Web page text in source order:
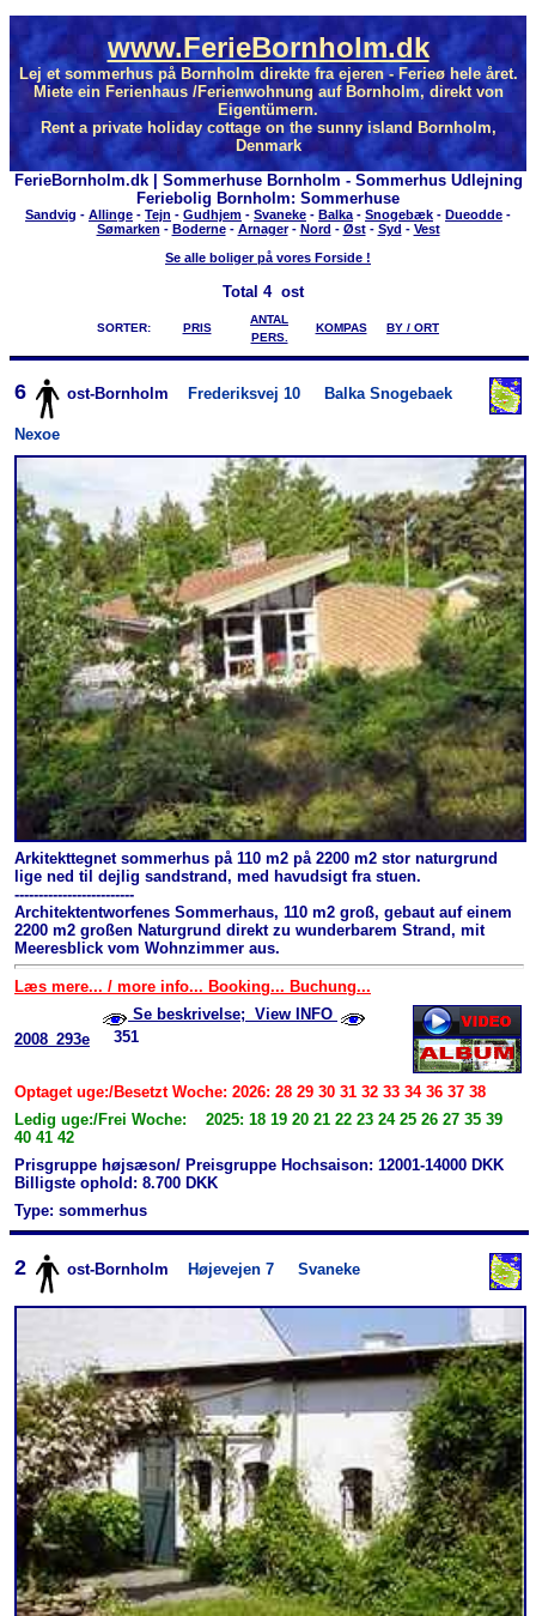
www.FerieBornholm.dk
Lej et sommerhus på Bornholm direkte fra ejeren - Ferieø hele året.
Miete ein Ferienhaus /Ferienwohnung auf Bornholm, direkt von
Eigentümern.
Rent a private holiday cottage on the sunny island Bornholm,
Denmark
FerieBornholm.dk | Sommerhuse Bornholm - Sommerhus Udlejning
Feriebolig Bornholm: Sommerhuse
Sandvig - Allinge - Tejn - Gudhjem - Svaneke - Balka - Snogebæk - Dueodde -
Sømarken - Boderne- Arnager- Nord - Øst- Syd - Vest
Se alle boliger på vores Forside !
Total 4 ost
SORTER: PRIS
ANTAL
PERS.
KOMPAS BY / ORT
6 ost-Bornholm Frederiksvej 10 Balka Snogebaek
Nexoe
Arkitekttegnet sommerhus på 110 m2 på 2200 m2 stor naturgrund
lige ned til dejlig sandstrand, med havudsigt fra stuen.
-------------------------
Architektentworfenes Sommerhaus, 110 m2 groß, gebaut auf einem
2200 m2 großen Naturgrund direkt zu wunderbarem Strand, mit
Meeresblick vom Wohnzimmer aus.
Læs mere... / more info... Booking... Buchung...
2008_293e
Se beskrivelse; View INFO
351
Optaget uge:/Besetzt Woche: 2026: 28 29 30 31 32 33 34 36 37 38
Ledig uge:/Frei Woche: 2025: 18 19 20 21 22 23 24 25 26 27 35 39
40 41 42
Prisgruppe højsæson/ Preisgruppe Hochsaison: 12001-14000 DKK
Billigste ophold: 8.700 DKK
Type: sommerhus
2 ost-Bornholm Højevejen 7 Svaneke